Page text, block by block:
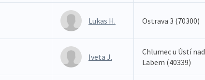
Lukas H. Ostrava 3 (70300)
Iveta J.
Chlumec u Ústí nad
Labem (40339)